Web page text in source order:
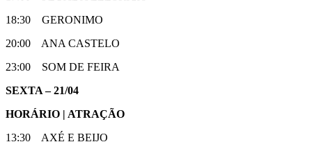
18:30 GERONIMO
20:00 ANA CASTELO
23:00 SOM DE FEIRA
SEXTA – 21/04
HORÁRIO | ATRAÇÃO
13:30 AXÉ E BEIJO